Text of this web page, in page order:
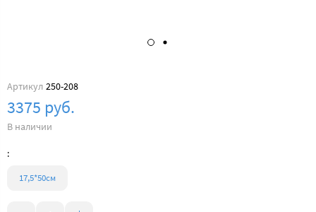
Артикул 250-208
3375 руб.
В наличии
:
17,5*50см